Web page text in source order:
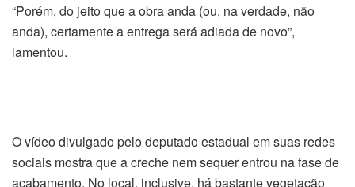
“Porém, do jeito que a obra anda (ou, na verdade, não
anda), certamente a entrega será adiada de novo”,
lamentou.
O vídeo divulgado pelo deputado estadual em suas redes
sociais mostra que a creche nem sequer entrou na fase de
acabamento. No local, inclusive, há bastante vegetação